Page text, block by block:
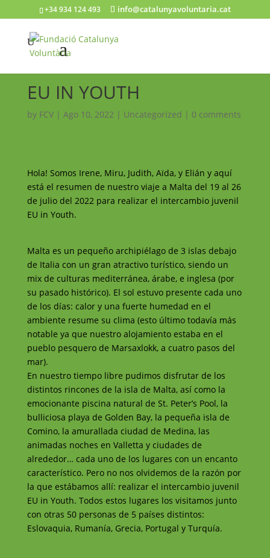
+34 934 124 493 info@catalunyavoluntaria.cat
EU IN YOUTH
by FCV| Ago 10, 2022 | Uncategorized | 0 comments
Hola! Somos Irene, Miru, Judith, Aïda, y Elián y aquí
está el resumen de nuestro viaje a Malta del 19 al 26
de julio del 2022 para realizar el intercambio juvenil
EU in Youth.
Malta es un pequeño archipiélago de 3 islas debajo
de Italia con un gran atractivo turístico, siendo un
mix de culturas mediterránea, árabe, e inglesa (por
su pasado histórico). El sol estuvo presente cada uno
de los días: calor y una fuerte humedad en el
ambiente resume su clima (esto último todavía más
notable ya que nuestro alojamiento estaba en el
pueblo pesquero de Marsaxlokk, a cuatro pasos del
mar).
En nuestro tiempo libre pudimos disfrutar de los
distintos rincones de la isla de Malta, así como la
emocionante piscina natural de St. Peter’s Pool, la
bulliciosa playa de Golden Bay, la pequeña isla de
Comino, la amurallada ciudad de Medina, las
animadas noches en Valletta y ciudades de
alrededor… cada uno de los lugares con un encanto
característico. Pero no nos olvidemos de la razón por
la que estábamos allí: realizar el intercambio juvenil
EU in Youth. Todos estos lugares los visitamos junto
con otras 50 personas de 5 países distintos:
Eslovaquia, Rumanía, Grecia, Portugal y Turquía.